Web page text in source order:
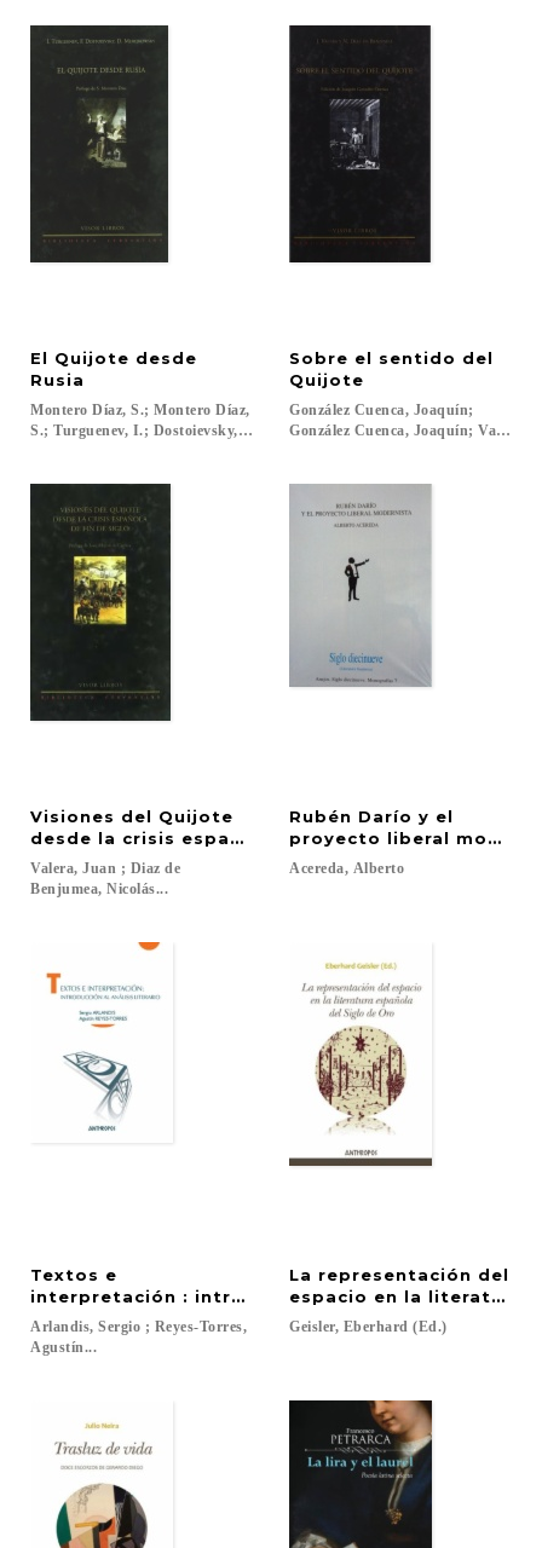
El Quijote desde
Rusia
Montero Díaz, S.; Montero Díaz,
S.; Turguenev, I.; Dostoievsky,F.; Merejkowsky, D.; Cansinos Assens, R....
Sobre el sentido del
Quijote
González Cuenca, Joaquín;
González Cuenca, Joaquín; Valera,
Visiones del Quijote
desde la crisis española de fin de siglo
Valera, Juan ; Diaz de
Benjumea, Nicolás...
Rubén Darío y el
proyecto liberal
Acereda, Alberto
Textos e
interpretación : introducción al análisis literario
Arlandis, Sergio ; Reyes-Torres,
Agustín...
La representación del
espacio en la literatura
Geisler, Eberhard (Ed.)